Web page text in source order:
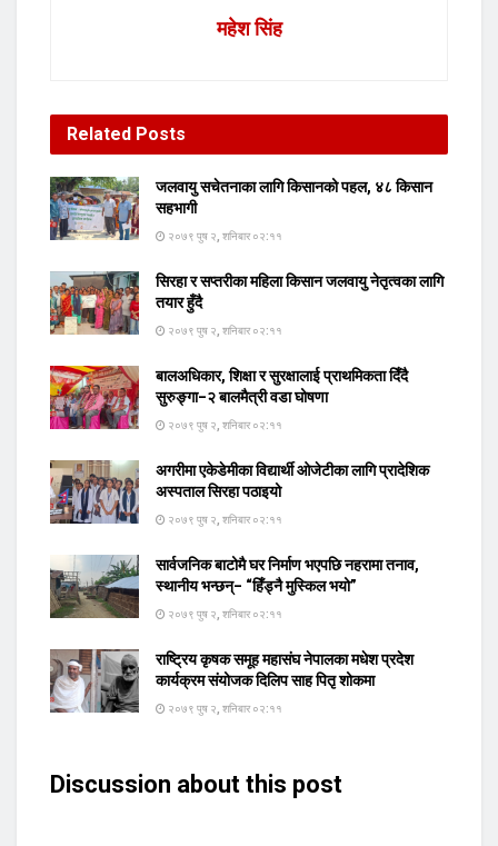
महेश सिंह
Related Posts
जलवायु सचेतनाका लागि किसानको पहल, ४८ किसान
सहभागी
२०७९ पुष २, शनिबार ०२:११
सिरहा र सप्तरीका महिला किसान जलवायु नेतृत्वका लागि
तयार हुँदै
२०७९ पुष २, शनिबार ०२:११
बालअधिकार, शिक्षा र सुरक्षालाई प्राथमिकता दिँदै
सुरुङ्गा–२ बालमैत्री वडा घोषणा
२०७९ पुष २, शनिबार ०२:११
अगरीमा एकेडेमीका विद्यार्थी ओजेटीका लागि प्रादेशिक
अस्पताल सिरहा पठाइयो
२०७९ पुष २, शनिबार ०२:११
सार्वजनिक बाटोमै घर निर्माण भएपछि नहरामा तनाव,
स्थानीय भन्छन्– “हिँड्नै मुस्किल भयो”
२०७९ पुष २, शनिबार ०२:११
राष्ट्रिय कृषक समूह महासंघ नेपालका मधेश प्रदेश
कार्यक्रम संयोजक दिलिप साह पितृ शोकमा
२०७९ पुष २, शनिबार ०२:११
Discussion about this post